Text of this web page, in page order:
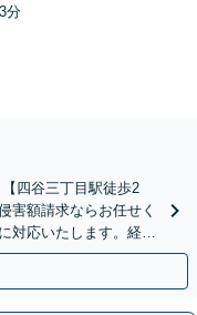
3分
四谷三丁目駅徒歩2
害額請求ならお任せく
対応いたします。経験